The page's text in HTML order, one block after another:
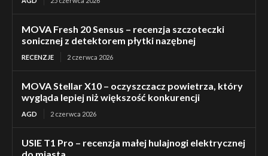
MOVA Fresh 20 Sensus – recenzja szczoteczki
sonicznej z detektorem płytki nazębnej
RECENZJE 2 czerwca 2026
MOVA Stellar X10 – oczyszczacz powietrza, który
wygląda lepiej niż większość konkurencji
AGD 2 czerwca 2026
USIE T1 Pro – recenzja małej hulajnogi elektrycznej